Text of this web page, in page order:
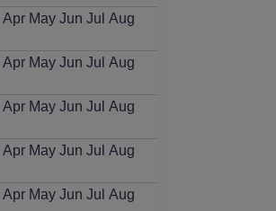
Apr May Jun Jul
Aug
Apr May Jun Jul
Aug
Apr May Jun Jul
Aug
Apr May Jun Jul
Aug
Apr May Jun Jul
Aug